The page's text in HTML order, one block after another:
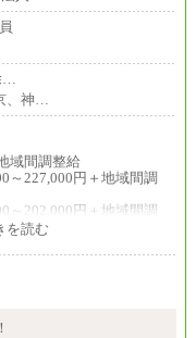
…
、神…
域間調整給
227,000円＋地域間調
202,000円＋地域間調
円
よりご確認ください。
読む